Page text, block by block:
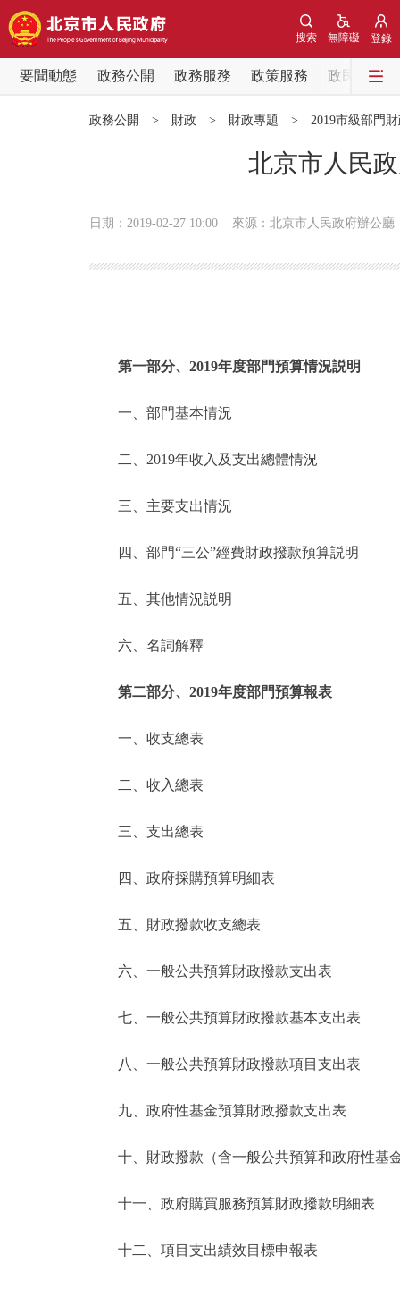
登錄
無障礙
搜索
要聞動態 政務公開 政務服務 政策服務
政民互動
便民服務
仲介服務
政民互動
12345網上接訴即辦
參與調查
走進北京
北京概況
綠色北京
ENGLISH
政務公開 > 財政 > 財政專題 > 2019市級部門
北京市人民
日期：2019-02-27 10:00 來源：北京市人民政府辦公廳
第一部分、2019年度部門預算情況説明
一、部門基本情況
二、2019年收入及支出總體情況
三、主要支出情況
四、部門“三公”經費財政撥款預算説明
五、其他情況説明
六、名詞解釋
第二部分、2019年度部門預算報表
一、收支總表
二、收入總表
三、支出總表
四、政府採購預算明細表
五、財政撥款收支總表
六、一般公共預算財政撥款支出表
七、一般公共預算財政撥款基本支出表
八、一般公共預算財政撥款項目支出表
九、政府性基金預算財政撥款支出表
十、財政撥款（含一般公共預算和政府性基
十一、政府購買服務預算財政撥款明細表
十二、項目支出績效目標申報表